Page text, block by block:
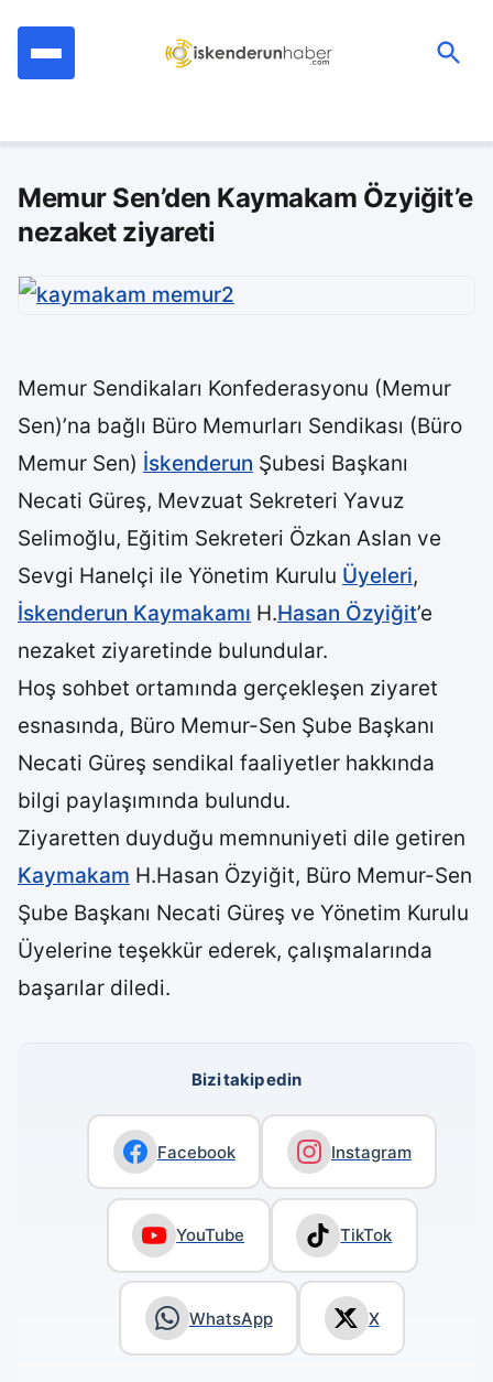
Memur Sen’den Kaymakam Özyiğit’e
nezaket ziyareti
Memur Sendikaları Konfederasyonu (Memur
Sen)’na bağlı Büro Memurları Sendikası (Büro
Memur Sen) İskenderun Şubesi Başkanı
Necati Güreş, Mevzuat Sekreteri Yavuz
Selimoğlu, Eğitim Sekreteri Özkan Aslan ve
Sevgi Hanelçi ile Yönetim Kurulu Üyeleri,
İskenderun Kaymakamı H.Hasan Özyiğit’e
nezaket ziyaretinde bulundular.
Hoş sohbet ortamında gerçekleşen ziyaret
esnasında, Büro Memur-Sen Şube Başkanı
Necati Güreş sendikal faaliyetler hakkında
bilgi paylaşımında bulundu.
Ziyaretten duyduğu memnuniyeti dile getiren
Kaymakam H.Hasan Özyiğit, Büro Memur-Sen
Şube Başkanı Necati Güreş ve Yönetim Kurulu
Üyelerine teşekkür ederek, çalışmalarında
başarılar diledi.
Bizi takip edin
Facebook Instagram
YouTube TikTok
WhatsApp X